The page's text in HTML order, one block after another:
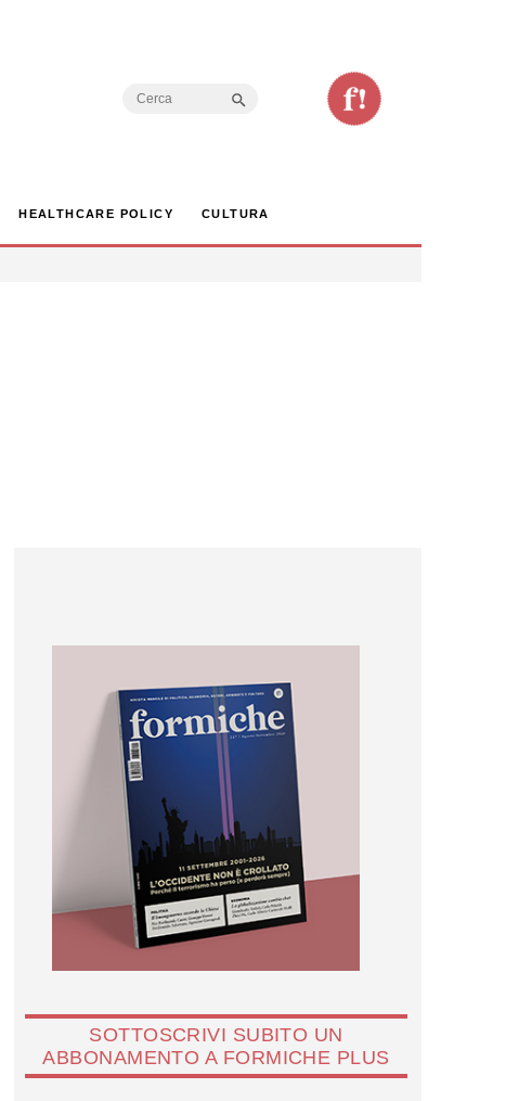
Search
HEALTHCARE POLICY CULTURA
SOTTOSCRIVI SUBITO UN
ABBONAMENTO A FORMICHE PLUS